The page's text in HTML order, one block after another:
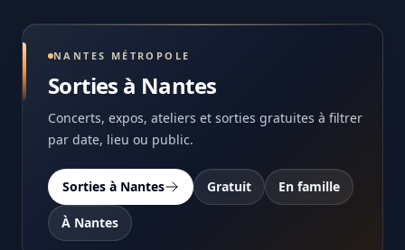
NANTES MÉTROPOLE
Sorties à Nantes
Concerts, expos, ateliers et sorties gratuites à filtrer
par date, lieu ou public.
Sorties à Nantes Gratuit En famille
À Nantes